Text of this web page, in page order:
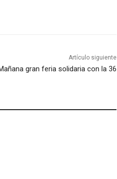
Artículo siguiente
gran feria solidaria con la 36